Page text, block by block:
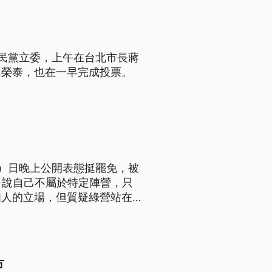
黨立委，上午在台北市長蔣
泰，也在一早完成投票。
日晚上公開表態挺罷免，被
自己不屬於特定陣營，只
的立場，但質疑綠營站在資